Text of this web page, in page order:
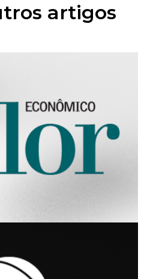
artigos